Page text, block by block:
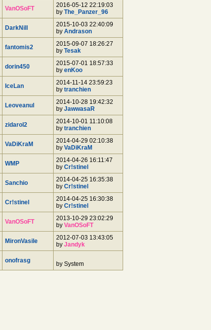
VanOSoFT
2016-05-12 22:19:03
by The_Panzer_96
DarkNill
2015-10-03 22:40:09
by Andrason
fantomis2
2015-09-07 18:26:27
by Tesak
dorin450
2015-07-01 18:57:33
by enKoo
IceLan
2014-11-14 23:59:23
by tranchien
Leoveanul
2014-10-28 19:42:32
by JawwasaR
zidarol2
2014-10-01 11:10:08
by tranchien
VaDiKraM
2014-04-29 02:10:38
by VaDiKraM
WMP
2014-04-26 16:11:47
by Cr!stinel
Sanchio
2014-04-25 16:35:38
by Cr!stinel
Cr!stinel
2014-04-25 16:30:38
by Cr!stinel
VanOSoFT
2013-10-29 23:02:29
by VanOSoFT
MironVasile
2012-07-03 13:43:05
by Jandyk
onofrasg by System